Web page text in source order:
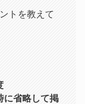
トを教えて
に省略して掲